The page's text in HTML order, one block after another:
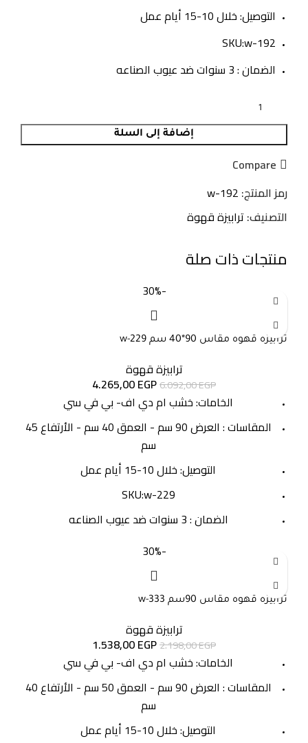
التوصيل: خلال 10-15 أيام عمل
SKU:w-192
الضمان : 3 سنوات ضد عيوب الصناعه
إضافة إلى السلة
Compare
رمز المنتج: w-192
التصنيف: ترابيزة قهوة
منتجات ذات صلة
-30%
ترابيزه قهوه مقاس 90*40 سم w-229
ترابيزة قهوة
6.092,00EGP
4.265,00EGP
الخامات: خشب ام دي اف- بي في سي
المقاسات : العرض 90 سم - العمق 40 سم - الأرتفاع 45
سم
التوصيل: خلال 10-15 أيام عمل
SKU:w-229
الضمان : 3 سنوات ضد عيوب الصناعه
-30%
ترابيزه قهوه مقاس 90سم w-333
ترابيزة قهوة
2.198,00EGP
1.538,00EGP
الخامات: خشب ام دي اف- بي في سي
المقاسات : العرض 90 سم - العمق 50 سم - الأرتفاع 40
سم
التوصيل: خلال 10-15 أيام عمل